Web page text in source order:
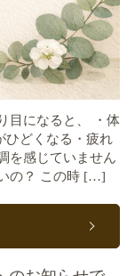
目になると、 ・体
ひどくなる・疲れ
を感じていません
の？ この時 […]